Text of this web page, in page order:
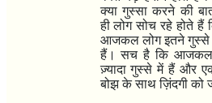
क्या गुस्सा करने की
ही लोग सोच रहे होते हैं
आजकल लोग इतने गुस्से
हैं। सच है कि आजकल
ज़्यादा गुस्से में हैं और
बोझ के साथ ज़िंदगी को